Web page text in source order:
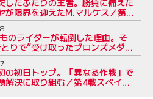
したふたりの王者。勝負に備えた
が限界を迎えたM.マルケス／第4
のライダーが転倒した理由。そ
りで”受け取ったブロンズメダル
の初日トップ。「異なる作戦」で
解決に取り組む／第4戦スペイン